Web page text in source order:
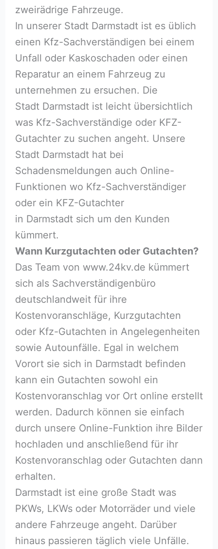
zweirädrige Fahrzeuge.
In unserer Stadt Darmstadt ist es üblich
einen Kfz-Sachverständigen bei einem
Unfall oder Kaskoschaden oder einen
Reparatur an einem Fahrzeug zu
unternehmen zu ersuchen. Die
Stadt Darmstadt ist leicht übersichtlich
was Kfz-Sachverständige oder KFZ-
Gutachter zu suchen angeht. Unsere
Stadt Darmstadt hat bei
Schadensmeldungen auch Online-
Funktionen wo Kfz-Sachverständiger
oder ein KFZ-Gutachter
in Darmstadt sich um den Kunden
kümmert.
Wann Kurzgutachten oder Gutachten?
Das Team von www.24kv.de kümmert
sich als Sachverständigenbüro
deutschlandweit für ihre
Kostenvoranschläge, Kurzgutachten
oder Kfz-Gutachten in Angelegenheiten
sowie Autounfälle. Egal in welchem
Vorort sie sich in Darmstadt befinden
kann ein Gutachten sowohl ein
Kostenvoranschlag vor Ort online erstellt
werden. Dadurch können sie einfach
durch unsere Online-Funktion ihre Bilder
hochladen und anschließend für ihr
Kostenvoranschlag oder Gutachten dann
erhalten.
Darmstadt ist eine große Stadt was
PKWs, LKWs oder Motorräder und viele
andere Fahrzeuge angeht. Darüber
hinaus passieren täglich viele Unfälle.